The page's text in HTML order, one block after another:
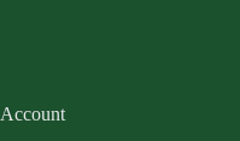
Account